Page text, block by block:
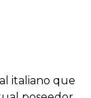
italiano que